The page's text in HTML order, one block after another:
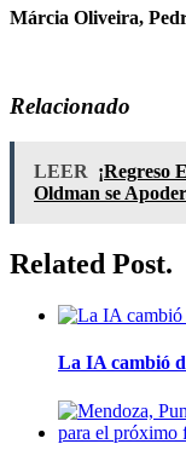
Márcia Oliveira,
Relacionado
LEER ¡Regreso
Oldman se
Related Post.
La IA cambió